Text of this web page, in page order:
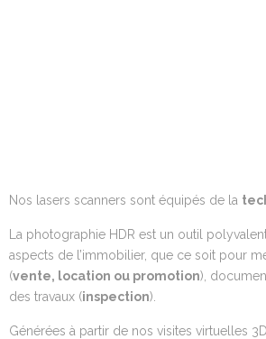
Nos lasers scanners sont équipés de la
La photographie HDR est un outil
aspects de l’immobilier, que ce soit pour
(vente, location ou promotion),
des travaux (inspection).
Générées à partir de nos visites virtuelles